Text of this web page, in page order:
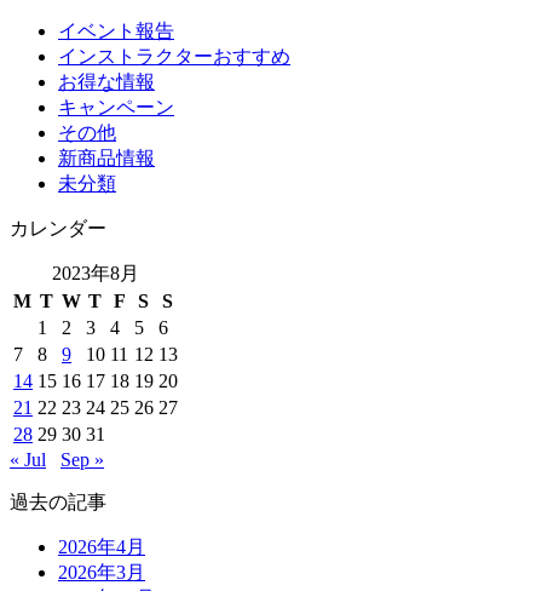
イベント報告
インストラクターおすすめ
お得な情報
キャンペーン
その他
新商品情報
未分類
カレンダー
2023年8月
M T W T F S
S
1
2 3 4 5
6
7
8 9 10 11 12 13
14 15 16 17 18 19 20
21 22 23 24 25 26 27
28 29 30 31
« Jul
Sep »
過去の記事
2026年4月
2026年3月